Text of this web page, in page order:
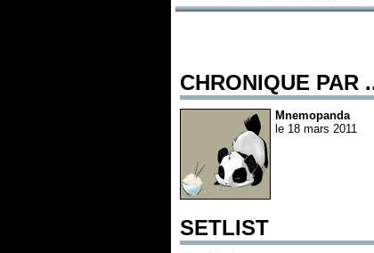
CHRONIQUE PAR
Mnemopanda
le 18 mars 2011
SETLIST